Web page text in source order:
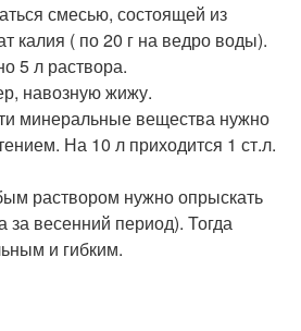
смесью, состоящей из
калия ( по 20 г на ведро воды).
5 л раствора.
навозную жижу.
минеральные вещества нужно
На 10 л приходится 1 ст.л.
раствором нужно опрыскать
за весенний период). Тогда
и гибким.